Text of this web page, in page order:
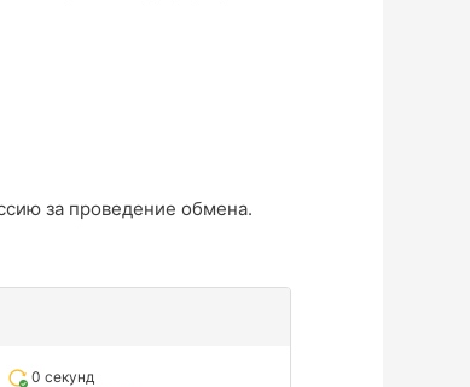
за проведение обмена.
0 секунд